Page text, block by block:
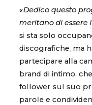
«Dedico questo
meritano di essere
si sta solo
discografiche, ma
partecipare alla
brand di intimo,
follower sul suo
parole e